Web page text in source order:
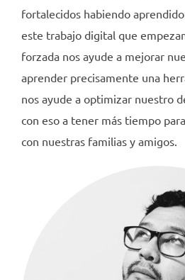
fortalecidos habiendo
este trabajo digital que
forzada nos ayude a mejorar
aprender precisamente una
nos ayude a optimizar nuestro
con eso a tener más tiempo
con nuestras familias y amigos.